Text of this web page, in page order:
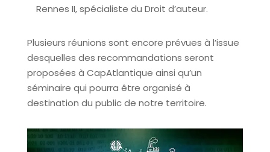
Rennes II, spécialiste du Droit d’auteur.
Plusieurs réunions sont encore prévues à l’issue
desquelles des recommandations seront
proposées à CapAtlantique ainsi qu’un
séminaire qui pourra être organisé à
destination du public de notre territoire.